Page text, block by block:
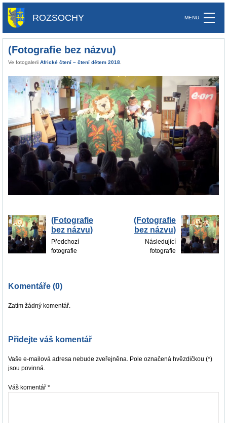
ROZSOCHY
(Fotografie bez názvu)
Ve fotogalerii Africké čtení – čtení dětem 2018
(Fotografie
bez názvu)
Předchozí
fotografie
(Fotografie
bez názvu)
Následující
fotografie
Komentáře (0)
Zatím žádný komentář.
Přidejte váš komentář
Vaše e-mailová adresa nebude zveřejněna. Pole označená hvězdičkou (*)
jsou povinná.
Váš komentář *